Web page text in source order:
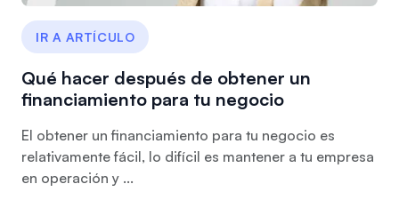
IR A ARTÍCULO
Qué hacer después de obtener un
financiamiento para tu negocio
El obtener un financiamiento para tu negocio es
relativamente fácil, lo difícil es mantener a tu empresa
en operación y ...